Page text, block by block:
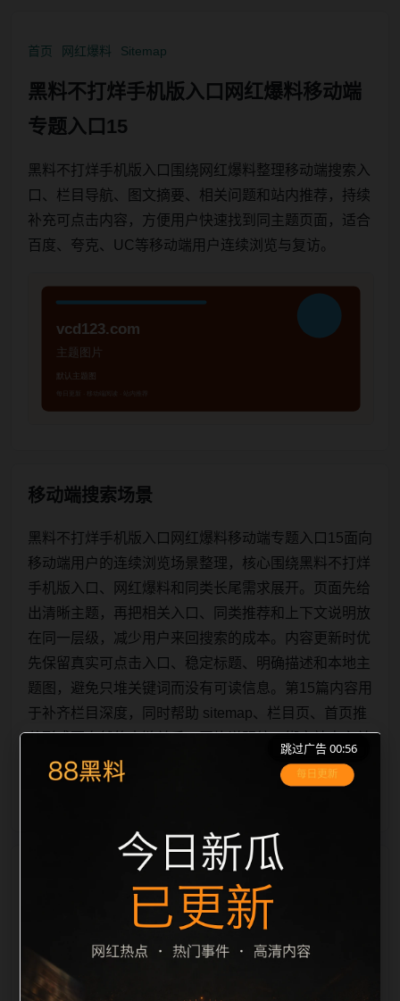
首页 网红爆料 Sitemap
黑料不打烊手机版入口网红爆料移动端
专题入口15
黑料不打烊手机版入口围绕网红爆料整理移动端搜索入
口、栏目导航、图文摘要、相关问题和站内推荐，持续
补充可点击内容，方便用户快速找到同主题页面，适合
百度、夸克、UC等移动端用户连续浏览与复访。
移动端搜索场景
黑料不打烊手机版入口网红爆料移动端专题入口15面向
移动端用户的连续浏览场景整理，核心围绕黑料不打烊
手机版入口、网红爆料和同类长尾需求展开。页面先给
出清晰主题，再把相关入口、同类推荐和上下文说明放
在同一层级，减少用户来回搜索的成本。内容更新时优
先保留真实可点击入口、稳定标题、明确描述和本地主
题图，避免只堆关键词而没有可读信息。第15篇内容用
于补齐栏目深度，同时帮助 sitemap、栏目页、首页推
荐形成更自然的内链关系。图片说明统一绑定站点主关
键词、栏目词和文章标题，让搜索引擎能够从标题、正
之间识别一致主题。后续每日采集时，建议继续执行远
程图片本地化、坏图默认图兜底、标题去重和
description 长度过滤。如果同一主题下有多个相近页
面，应通过不同角度补充事件背景、访问场景、相关问
跳过广告 00:56